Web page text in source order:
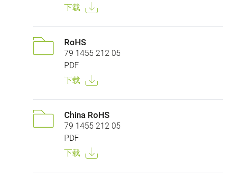
下载
RoHS
79 1455 212 05
PDF
下载
China RoHS
79 1455 212 05
PDF
下载